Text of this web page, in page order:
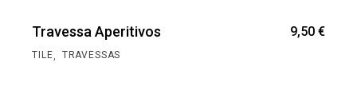
Travessa Aperitivos 9,50 €
TILE, TRAVESSAS